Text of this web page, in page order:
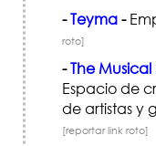
-Teyma-
roto]
-The Musical
Espacio de
de artistas y
[reportar link roto]